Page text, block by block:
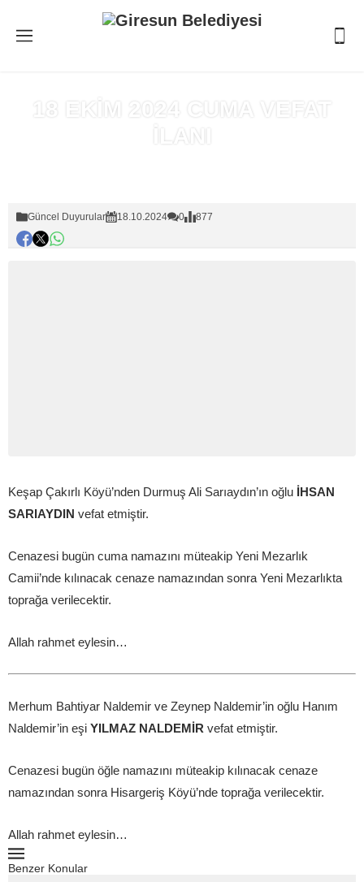
18 EKİM 2024 CUMA VEFAT
İLANI
Güncel Duyurular 18.10.2024 0 877
Keşap Çakırlı Köyü’nden Durmuş Ali Sarıaydın’ın oğlu İHSAN
SARIAYDIN vefat etmiştir.
Cenazesi bugün cuma namazını müteakip Yeni Mezarlık
Camii’nde kılınacak cenaze namazından sonra Yeni Mezarlıkta
toprağa verilecektir.
Allah rahmet eylesin…
Merhum Bahtiyar Naldemir ve Zeynep Naldemir’in oğlu Hanım
Naldemir’in eşi YILMAZ NALDEMİR vefat etmiştir.
Cenazesi bugün öğle namazını müteakip kılınacak cenaze
namazından sonra Hisargeriş Köyü’nde toprağa verilecektir.
Allah rahmet eylesin…
Benzer Konular